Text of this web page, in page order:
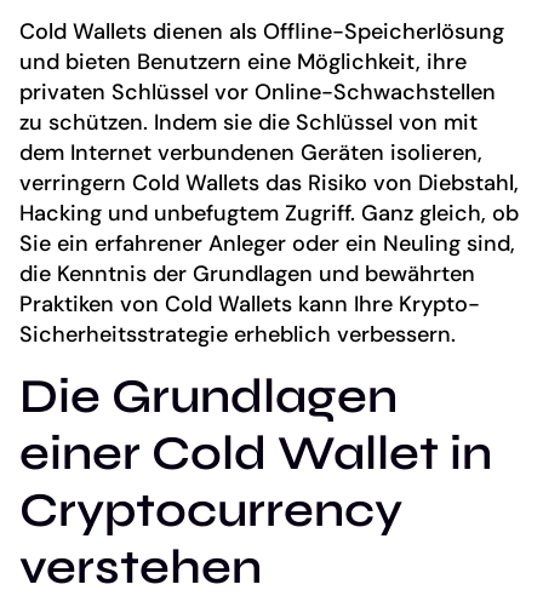
Cold Wallets dienen als Offline-Speicherlösung
und bieten Benutzern eine Möglichkeit, ihre
privaten Schlüssel vor Online-Schwachstellen
zu schützen. Indem sie die Schlüssel von mit
dem Internet verbundenen Geräten isolieren,
verringern Cold Wallets das Risiko von Diebstahl,
Hacking und unbefugtem Zugriff. Ganz gleich, ob
Sie ein erfahrener Anleger oder ein Neuling sind,
die Kenntnis der Grundlagen und bewährten
Praktiken von Cold Wallets kann Ihre Krypto-
Sicherheitsstrategie erheblich verbessern.
Die Grundlagen
einer Cold Wallet in
Cryptocurrency
verstehen